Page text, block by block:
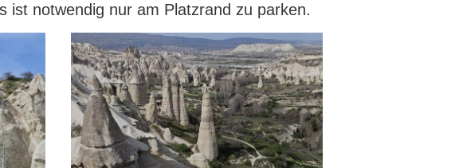
ist notwendig nur am Platzrand zu parken.